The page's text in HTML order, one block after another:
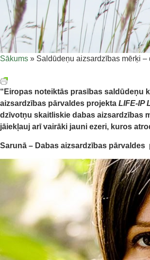
Sākums » Saldūdeņu aizsardzības mērķi
“Eiropas noteiktās prasības saldūdeņu
aizsardzības pārvaldes projekta LIFE-IP
dzīvotņu skaitliskie dabas aizsardzības
jāiekļauj arī vairāki jauni ezeri, kuros
Sarunā – Dabas aizsardzības pārvaldes